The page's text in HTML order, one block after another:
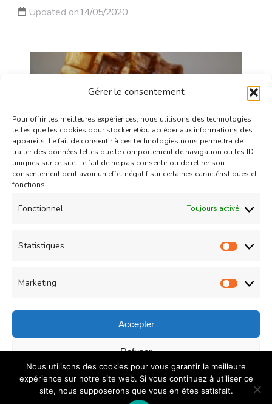
Gérer le consentement
Pour offrir les meilleures expériences, nous utilisons des technologies
telles que les cookies pour stocker et/ou accéder aux informations des
appareils. Le fait de consentir à ces technologies nous permettra de
traiter des données telles que le comportement de navigation ou les ID
uniques sur ce site. Le fait de ne pas consentir ou de retirer son
consentement peut avoir un effet négatif sur certaines caractéristiques et
fonctions.
Fonctionnel Toujours activé
Statistiques
Marketing
Accepter
Refuser
Enregistrer les préférences
Updated on14/05/2020
Gaufres marbrées
© Copyright 2026COUZINA.fr : Cuisine du Monde. All
Rights Reserved.Recipe Quest | Developed ByWP
Delicious. Powered byWordPress.
Politique de
Nous utilisons des cookies pour vous garantir la meilleure
expérience sur notre site web. Si vous continuez à utiliser ce
site, nous supposerons que vous en êtes satisfait.